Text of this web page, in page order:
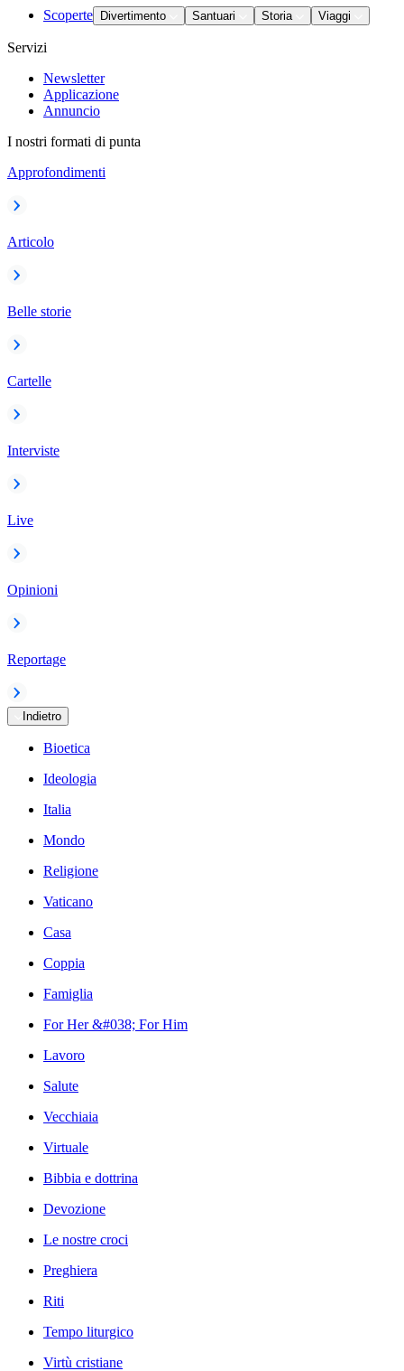
Scoperte Divertimento Santuari Storia Viaggi
Servizi
Newsletter
Applicazione
Annuncio
I nostri formati di punta
Approfondimenti
Articolo
Belle storie
Cartelle
Interviste
Live
Opinioni
Reportage
Indietro
Bioetica
Ideologia
Italia
Mondo
Religione
Vaticano
Casa
Coppia
Famiglia
For Her &#038; For Him
Lavoro
Salute
Vecchiaia
Virtuale
Bibbia e dottrina
Devozione
Le nostre croci
Preghiera
Riti
Tempo liturgico
Virtù cristiane